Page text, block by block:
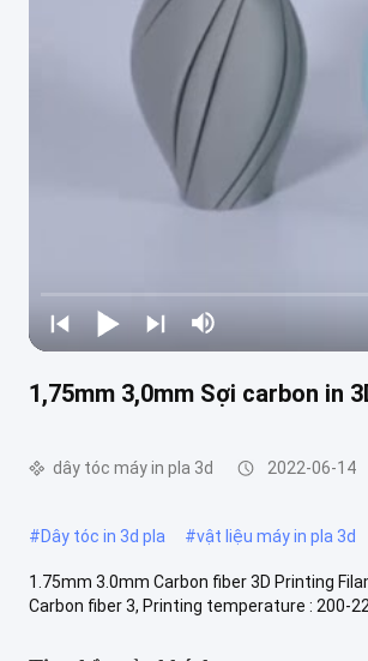
1,75mm 3,0mm Sợi carbon in
dây tóc máy in pla 3d 2022-06-14
#Dây tóc in 3d pla #vật liệu máy in pla 3d
1.75mm 3.0mm Carbon fiber 3D Printing
Carbon fiber 3, Printing temperature : 200-